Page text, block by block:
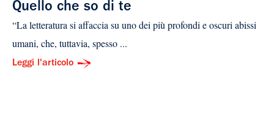
Quello che so di te
“La letteratura si affaccia su uno dei più profondi e oscuri abissi
umani, che, tuttavia, spesso ...
Leggi l'articolo